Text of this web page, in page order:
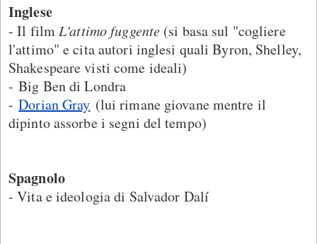
Inglese
- Il filmL'attimo fuggente (si basa sul "cogliere
l'attimo" e cita autori inglesi quali Byron, Shelley,
Shakespeare visti come ideali)
- Big Ben di Londra
-Dorian Gray (lui rimane giovane mentre il
dipinto assorbe i segni del tempo)
Spagnolo
- Vita e ideologia di Salvador Dalí